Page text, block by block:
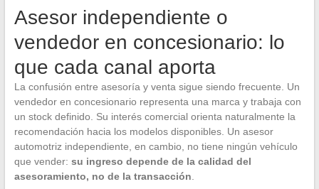
Asesor independiente o
vendedor en concesionario: lo
que cada canal aporta
La confusión entre asesoría y venta sigue siendo frecuente. Un
vendedor en concesionario representa una marca y trabaja con
un stock definido. Su interés comercial orienta naturalmente la
recomendación hacia los modelos disponibles. Un asesor
automotriz independiente, en cambio, no tiene ningún vehículo
que vender: su ingreso depende de la calidad del
asesoramiento, no de la transacción